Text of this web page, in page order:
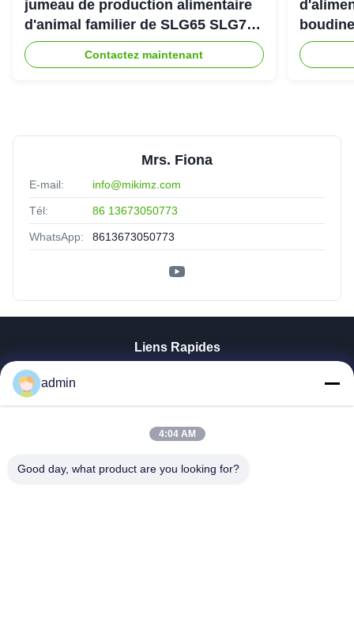
jumeau de production alimentaire
d'animal familier de SLG65 SLG70
de boudineuse à vis de parallèle
Contactez maintenant
sortie
Mrs. Fiona
E-mail: info@mikimz.com
Tél: 86 13673050773
WhatsApp: 8613673050773
Liens Rapides
A Propos De Nous
Contrôle De La Qualité
admin
4:04 AM
Good day, what product are you looking for?